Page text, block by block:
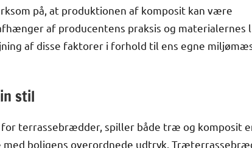
på, at produktionen af komposit kan være
af producentens praksis og materialernes
af disse faktorer i forhold til ens egne
stil
terrassebrædder, spiller både træ og komposit
boligens overordnede udtryk.